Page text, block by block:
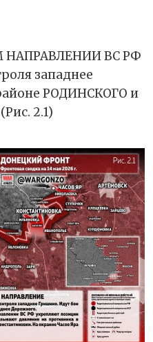
ВС РФ
западнее
РОДИНСКОГО и
2.1)